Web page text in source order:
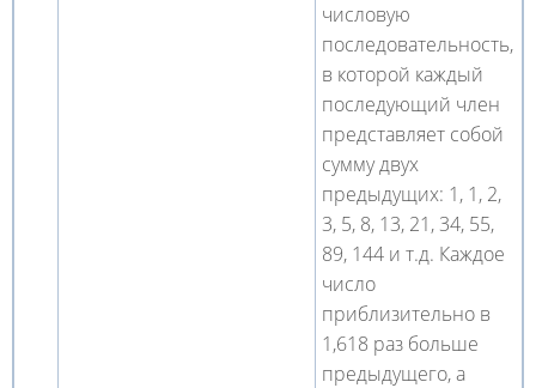
числовую
последовательность,
в которой каждый
последующий член
представляет собой
сумму двух
предыдущих: 1, 1, 2,
3, 5, 8, 13, 21, 34, 55,
89, 144 и т.д. Каждое
число
приблизительно в
1,618 раз больше
предыдущего, а